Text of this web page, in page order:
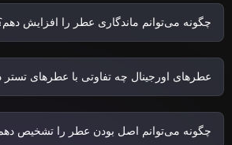
چگونه می‌توانم ماندگاری عطر را افزایش دهم؟
عطرهای اورجینال چه تفاوتی با عطرهای تستر
چگونه می‌توانم اصل بودن عطر را تشخیص دهم؟